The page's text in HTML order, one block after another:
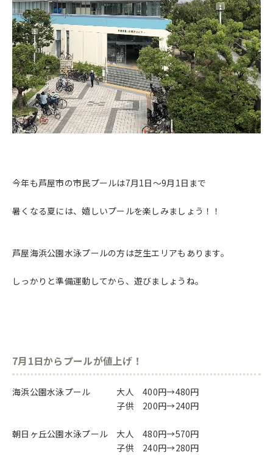
今年も芦屋市の市民プールは7月1日～9月1日まで
暑くなる夏には、嬉しいプールを楽しみましょう！！
芦屋海浜公園水泳プールの方は芝生エリアもあります。
しっかりと準備運動してから、遊びましょうね。
7月1日からプールが値上げ！
海浜公園水泳プール 大人 400円→480円
子供 200円→240円
朝日ヶ丘公園水泳プール 大人 480円→570円
子供 240円→280円